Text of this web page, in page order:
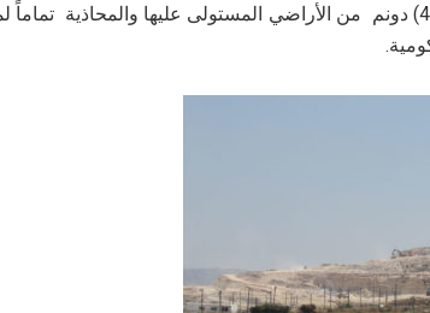
رصد قيام المستعمرين بتسوية ما لا يقل عن ( 45) دونم من الأراضي المستولى عليها